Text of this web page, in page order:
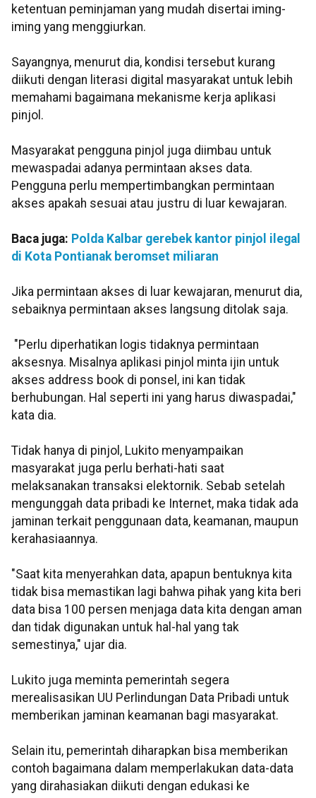
ketentuan peminjaman yang mudah disertai iming-
iming yang menggiurkan.
Sayangnya, menurut dia, kondisi tersebut kurang
diikuti dengan literasi digital masyarakat untuk lebih
memahami bagaimana mekanisme kerja aplikasi
pinjol.
Masyarakat pengguna pinjol juga diimbau untuk
mewaspadai adanya permintaan akses data.
Pengguna perlu mempertimbangkan permintaan
akses apakah sesuai atau justru di luar kewajaran.
Baca juga: Polda Kalbar gerebek kantor pinjol ilegal
di Kota Pontianak beromset miliaran
Jika permintaan akses di luar kewajaran, menurut dia,
sebaiknya permintaan akses langsung ditolak saja.
"Perlu diperhatikan logis tidaknya permintaan
aksesnya. Misalnya aplikasi pinjol minta ijin untuk
akses address book di ponsel, ini kan tidak
berhubungan. Hal seperti ini yang harus diwaspadai,"
kata dia.
Tidak hanya di pinjol, Lukito menyampaikan
masyarakat juga perlu berhati-hati saat
melaksanakan transaksi elektornik. Sebab setelah
mengunggah data pribadi ke Internet, maka tidak ada
jaminan terkait penggunaan data, keamanan, maupun
kerahasiaannya.
"Saat kita menyerahkan data, apapun bentuknya kita
tidak bisa memastikan lagi bahwa pihak yang kita beri
data bisa 100 persen menjaga data kita dengan aman
dan tidak digunakan untuk hal-hal yang tak
semestinya," ujar dia.
Lukito juga meminta pemerintah segera
merealisasikan UU Perlindungan Data Pribadi untuk
memberikan jaminan keamanan bagi masyarakat.
Selain itu, pemerintah diharapkan bisa memberikan
contoh bagaimana dalam memperlakukan data-data
yang dirahasiakan diikuti dengan edukasi ke